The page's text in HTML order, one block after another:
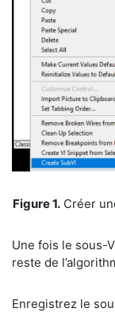
​Figure 1.Créer
​Une fois le sous-
reste de
​Enregistrez le